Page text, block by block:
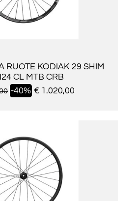
RUOTE KODIAK 29 SHIM
CL MTB CRB
-40% € 1.020,00